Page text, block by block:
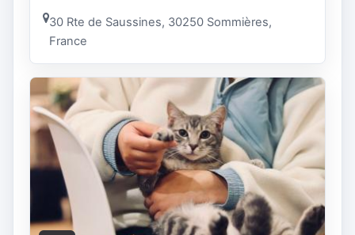
30 Rte de Saussines, 30250 Sommières,
France